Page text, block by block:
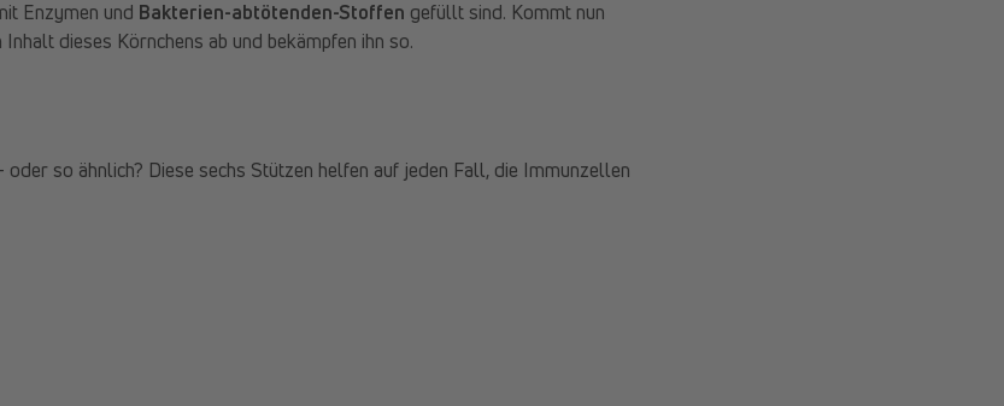
Enzymen und Bakterien-abtötenden-Stoffen gefüllt sind. Kommt nun
dieses Körnchens ab und bekämpfen ihn so.
oder so ähnlich? Diese sechs Stützen helfen auf jeden Fall, die Immunzellen